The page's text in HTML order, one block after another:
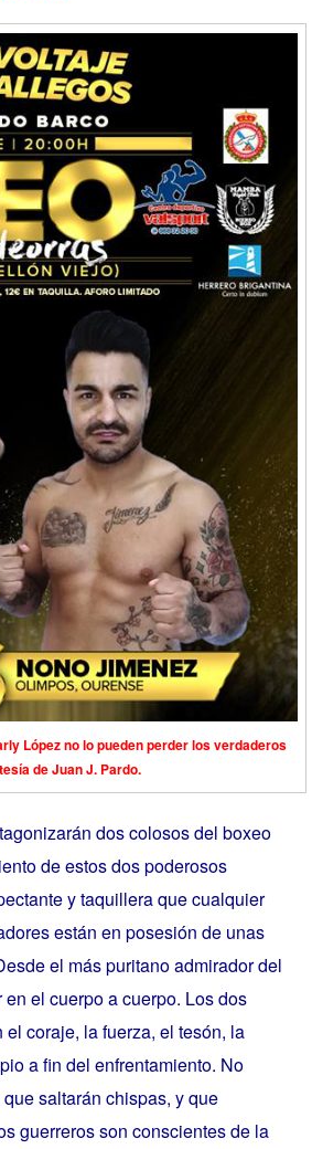
López no lo pueden perder los verdaderos
de Juan J. Pardo.
dos colosos del boxeo
de estos dos poderosos
y taquillera que cualquier
están en posesión de unas
el más puritano admirador del
el cuerpo a cuerpo. Los dos
coraje, la fuerza, el tesón, la
a fin del enfrentamiento. No
saltarán chispas, y que
guerreros son conscientes de la